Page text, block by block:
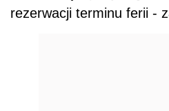
rezerwacji terminu ferii -